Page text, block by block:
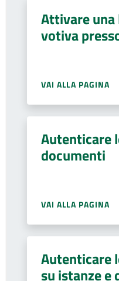
Attivare una
votiva
VAI ALLA PAGINA
Autenticare
documenti
VAI ALLA PAGINA
Autenticare
su istanze e